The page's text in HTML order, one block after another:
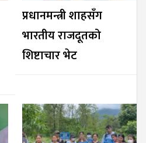
प्रधानमन्त्री शाहसँग
भारतीय राजदूतको
शिष्टाचार भेट